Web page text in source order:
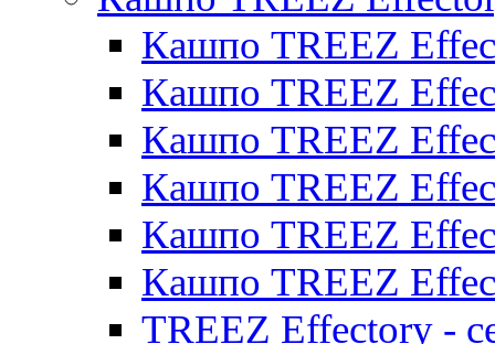
Кашпо TREEZ
Кашпо TREEZ
Кашпо TREEZ
Кашпо TREEZ
Кашпо TREEZ
Кашпо TREEZ
TREEZ Effectory -